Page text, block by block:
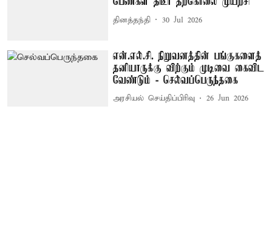
தினத்தந்தி 30 Jul 2026
என்.எல்.சி. நிறுவனத்தின் பங்குகளைத்
தனியாருக்கு விற்கும் முடிவை கைவிட
வேண்டும் - செல்வப்பெருந்தகை
அரசியல் செய்திப்பிரிவு 26 Jun 2026